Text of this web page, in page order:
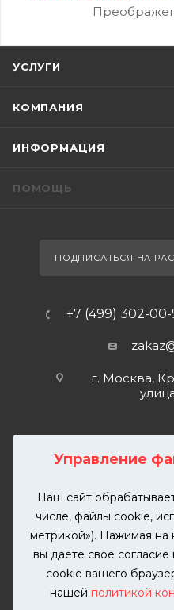
Управление
Наш сайт
числе, файлы cookie,
метрикой»). Нажимая на
вы даете свое
cookie вашего
нашей политикой
УСЛУГИ
КОМПАНИЯ
ИНФОРМАЦИЯ
ПОМОЩЬ
ПОДПИСАТЬСЯ НА
+7 (499) 302-00-
г. Москва,
2026 © KUTUZOVV |
автомобилей. Вся
ООО
Публикация информации
Почта: